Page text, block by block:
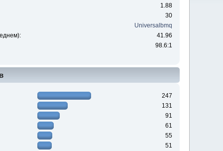
1.88
30
Universalbmq
41.96
98.6:1
247
131
91
61
55
51